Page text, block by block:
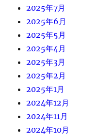
2025年7月
2025年6月
2025年5月
2025年4月
2025年3月
2025年2月
2025年1月
2024年12月
2024年11月
2024年10月